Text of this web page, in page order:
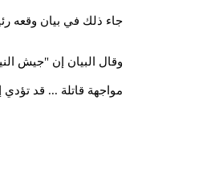
جاء ذلك في بيان وقعه
وقال البيان إن "جيش
مواجهة قاتلة ... قد